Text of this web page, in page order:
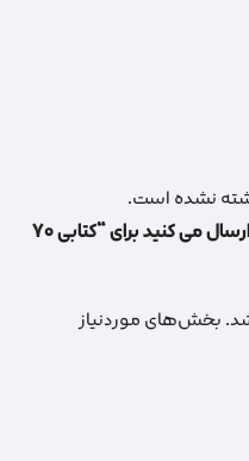
نشده است.
اولین نفری باشید که دیدگاهی را ارسال می کنید برای “کتابی 70
بخش‌های موردنیاز